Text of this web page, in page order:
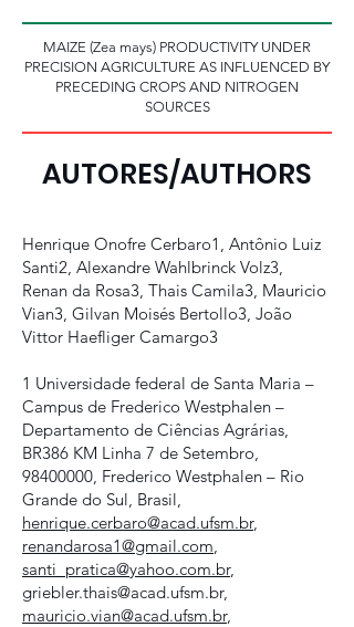
MAIZE (Zea mays) PRODUCTIVITY UNDER
PRECISION AGRICULTURE AS INFLUENCED BY
PRECEDING CROPS AND NITROGEN
SOURCES
AUTORES/AUTHORS
Henrique Onofre Cerbaro1, Antônio Luiz
Santi2, Alexandre Wahlbrinck Volz3,
Renan da Rosa3, Thais Camila3, Mauricio
Vian3, Gilvan Moisés Bertollo3, João
Vittor Haefliger Camargo3
1 Universidade federal de Santa Maria –
Campus de Frederico Westphalen –
Departamento de Ciências Agrárias,
BR386 KM Linha 7 de Setembro,
98400000, Frederico Westphalen – Rio
Grande do Sul, Brasil,
henrique.cerbaro@acad.ufsm.br,
renandarosa1@gmail.com,
santi_pratica@yahoo.com.br,
griebler.thais@acad.ufsm.br,
mauricio.vian@acad.ufsm.br,